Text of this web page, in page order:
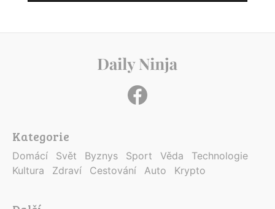
Kategorie
Domácí Svět Byznys Sport Věda
Technologie
Kultura
Zdraví Cestování Auto Krypto